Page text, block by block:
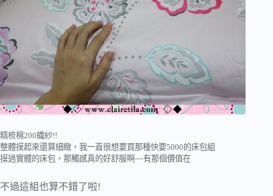
精梳棉200織紗!!
整體摸起來還算細緻，我一直很想要買那種快要5000的床包組
摸過實體的床包，那觸感真的好舒服啊~~有那個價值在
不過這組也算不錯了啦!